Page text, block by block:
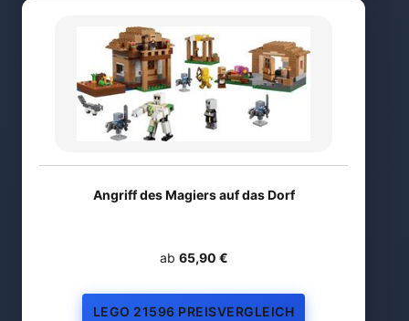
Angriff des Magiers auf das Dorf
ab 65,90 €
LEGO 21596 PREISVERGLEICH